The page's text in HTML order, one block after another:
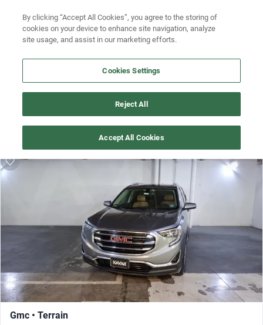
Ubicación
Busca por modelo
Busca por modelo
Gmc • Terrain
By clicking “Accept All Cookies”, you agree to the storing of
cookies on your device to enhance site navigation, analyze
site usage, and assist in our marketing efforts.
Cookies Settings
Reject All
Accept All Cookies